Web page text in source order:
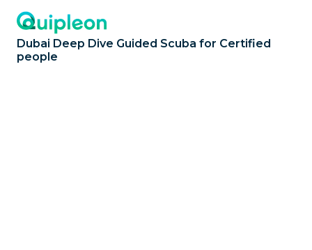
Dubai Deep Dive Guided Scuba for Certified
people